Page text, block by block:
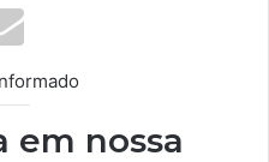
em nossa